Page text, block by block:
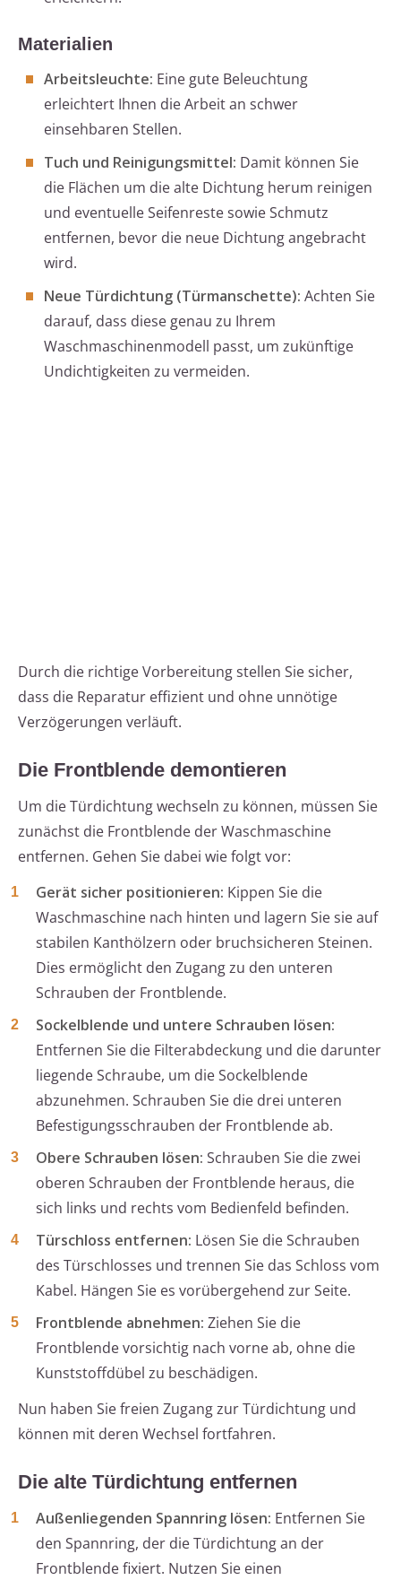
Materialien
Arbeitsleuchte: Eine gute Beleuchtung
erleichtert Ihnen die Arbeit an schwer
einsehbaren Stellen.
Tuch und Reinigungsmittel: Damit können Sie
die Flächen um die alte Dichtung herum reinigen
und eventuelle Seifenreste sowie Schmutz
entfernen, bevor die neue Dichtung angebracht
wird.
Neue Türdichtung (Türmanschette): Achten Sie
darauf, dass diese genau zu Ihrem
Waschmaschinenmodell passt, um zukünftige
Undichtigkeiten zu vermeiden.
Durch die richtige Vorbereitung stellen Sie sicher,
dass die Reparatur effizient und ohne unnötige
Verzögerungen verläuft.
Die Frontblende demontieren
Um die Türdichtung wechseln zu können, müssen Sie
zunächst die Frontblende der Waschmaschine
entfernen. Gehen Sie dabei wie folgt vor:
Gerät sicher positionieren: Kippen Sie die
Waschmaschine nach hinten und lagern Sie sie auf
stabilen Kanthölzern oder bruchsicheren Steinen.
Dies ermöglicht den Zugang zu den unteren
Schrauben der Frontblende.
Sockelblende und untere Schrauben lösen:
Entfernen Sie die Filterabdeckung und die darunter
liegende Schraube, um die Sockelblende
abzunehmen. Schrauben Sie die drei unteren
Befestigungsschrauben der Frontblende ab.
Obere Schrauben lösen: Schrauben Sie die zwei
oberen Schrauben der Frontblende heraus, die
sich links und rechts vom Bedienfeld befinden.
Türschloss entfernen: Lösen Sie die Schrauben
des Türschlosses und trennen Sie das Schloss vom
Kabel. Hängen Sie es vorübergehend zur Seite.
Frontblende abnehmen: Ziehen Sie die
Frontblende vorsichtig nach vorne ab, ohne die
Kunststoffdübel zu beschädigen.
Nun haben Sie freien Zugang zur Türdichtung und
können mit deren Wechsel fortfahren.
Die alte Türdichtung entfernen
Außenliegenden Spannring lösen: Entfernen Sie
den Spannring, der die Türdichtung an der
Frontblende fixiert. Nutzen Sie einen